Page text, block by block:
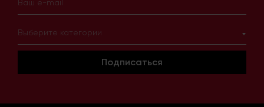
Выберите категории
Подписаться